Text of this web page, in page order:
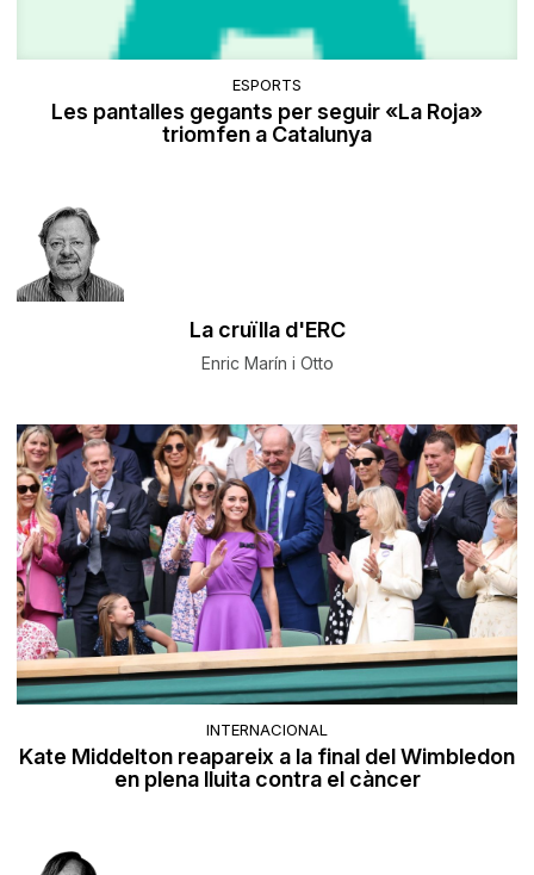
ESPORTS
Les pantalles gegants per seguir «La Roja»
triomfen a Catalunya
La cruïlla d'ERC
Enric Marín i Otto
INTERNACIONAL
Kate Middelton reapareix a la final del Wimbledon
en plena lluita contra el càncer